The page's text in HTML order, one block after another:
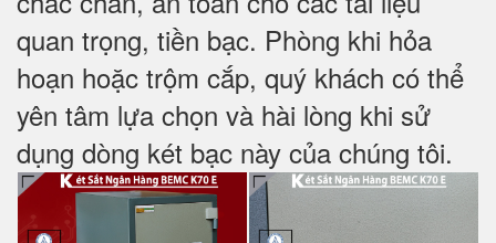
quan trọng, tiền bạc. Phòng khi hỏa
hoạn hoặc trộm cắp, quý khách có thể
yên tâm lựa chọn và hài lòng khi sử
dụng dòng két bạc này của chúng tôi.